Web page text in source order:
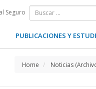
Seguro
PUBLICACIONES Y
Home Noticias